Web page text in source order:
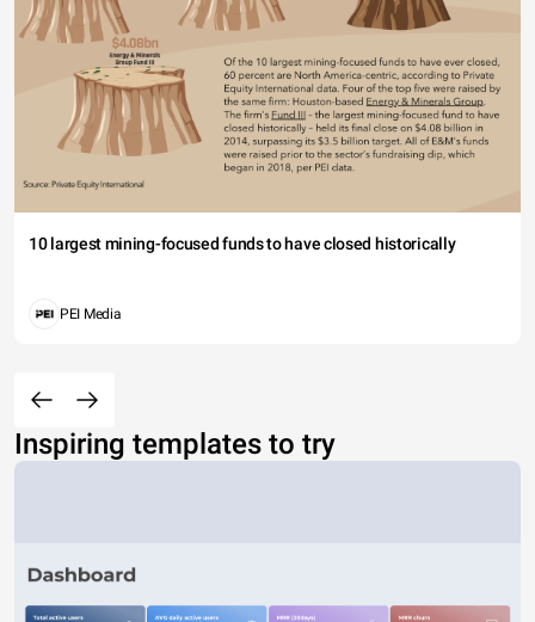
10 largest mining-focused funds to have closed historically
PEI Media
Inspiring templates to try